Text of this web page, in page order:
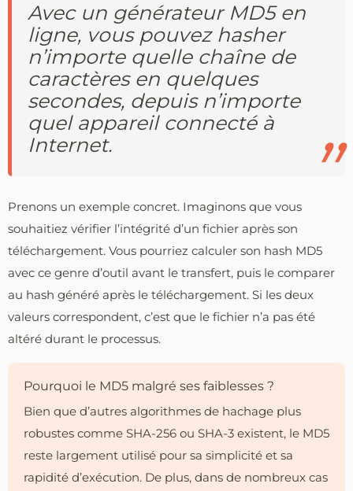
Avec un générateur MD5 en
ligne, vous pouvez hasher
n’importe quelle chaîne de
caractères en quelques
secondes, depuis n’importe
quel appareil connecté à
Internet.
Prenons un exemple concret. Imaginons que vous
souhaitiez vérifier l’intégrité d’un fichier après son
téléchargement. Vous pourriez calculer son hash MD5
avec ce genre d’outil avant le transfert, puis le comparer
au hash généré après le téléchargement. Si les deux
valeurs correspondent, c’est que le fichier n’a pas été
altéré durant le processus.
Pourquoi le MD5 malgré ses faiblesses ?
Bien que d’autres algorithmes de hachage plus
robustes comme SHA-256 ou SHA-3 existent, le MD5
reste largement utilisé pour sa simplicité et sa
rapidité d’exécution. De plus, dans de nombreux cas